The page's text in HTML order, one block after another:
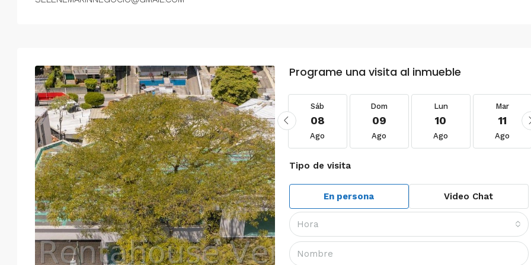
Programe una visita al inmueble
Mié
19
Ago
Jue
20
Ago
Vie
21
Ago
Sáb
22
Ago
Sáb
08
Ago
Dom
09
Ago
Lun
10
Ago
Mar
11
Ago
Tipo de visita
En persona Video Chat
Hora